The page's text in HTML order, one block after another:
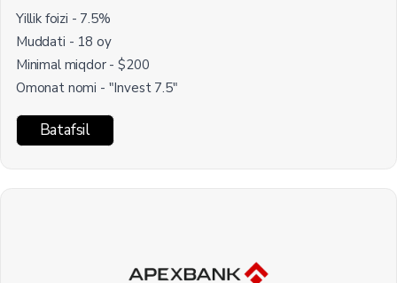
Yillik foizi - 7.5%
Muddati - 18 oy
Minimal miqdor - $200
Omonat nomi - "Invest 7.5"
Batafsil